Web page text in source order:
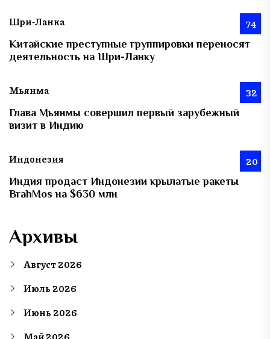
Шри-Ланка 74
Китайские преступные группировки переносят
деятельность на Шри-Ланку
Мьянма 32
Глава Мьянмы совершил первый зарубежный
визит в Индию
Индонезия 20
Индия продаст Индонезии крылатые ракеты
BrahMos на $630 млн
Архивы
Август 2026
Июль 2026
Июнь 2026